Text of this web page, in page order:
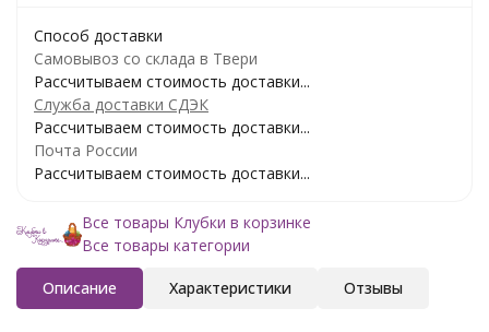
Способ доставки
Самовывоз со склада в Твери
Рассчитываем стоимость доставки...
Служба доставки СДЭК
Рассчитываем стоимость доставки...
Почта России
Рассчитываем стоимость доставки...
Все товары Клубки в корзинке
Все товары категории
Описание Характеристики Отзывы